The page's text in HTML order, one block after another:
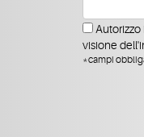
visione
*campi